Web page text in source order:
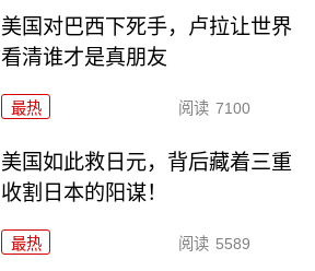
美国对巴西下死手，卢拉让世界
看清谁才是真朋友
最热 阅读 7100
美国如此救日元，背后藏着三重
收割日本的阳谋！
最热 阅读 5589